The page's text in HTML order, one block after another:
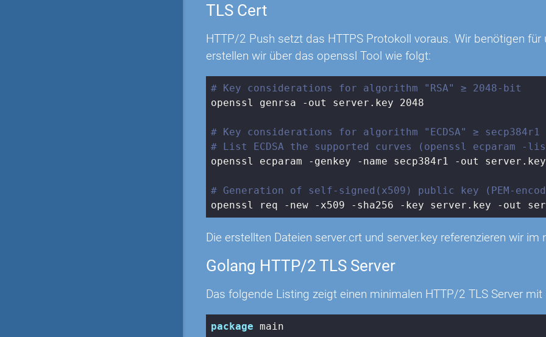
TLS Cert
HTTP/2 Push setzt das HTTPS Protokoll voraus. Wir benötigen
erstellen wir über das openssl Tool wie folgt:
# Key considerations for algorithm "RSA" ≥ 2048-bit
openssl genrsa -out server.key 2048
# Key considerations for algorithm "ECDSA" ≥ secp384r1
# List ECDSA the supported curves (openssl ecparam -
openssl ecparam -genkey -name secp384r1 -out server.key
# Generation of self-signed(x509) public key (PEM-
openssl req -new -x509 -sha256 -key server.key -out
Die erstellten Dateien server.crt und server.key referenzieren wir
Golang HTTP/2 TLS Server
Das folgende Listing zeigt einen minimalen HTTP/2 TLS Server mit
package main